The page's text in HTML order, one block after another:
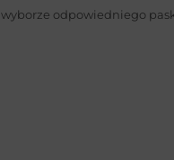
wyborze odpowiedniego